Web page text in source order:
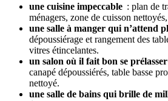
une cuisine impeccable : plan de
ménagers, zone de cuisson
une salle à manger qui n’attend
dépoussiérage et rangement des
vitres étincelantes.
un salon où il fait bon se prélasser
canapé dépoussiérés, table basse
nettoyé.
une salle de bains qui brille de